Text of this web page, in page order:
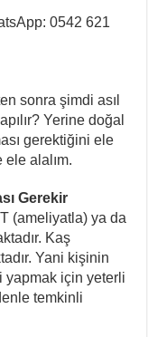
0542 621
sonra şimdi asıl
Yerine doğal
gerektiğini ele
ele alalım.
Gerekir
(ameliyatla) ya da
Kaş
Yani kişinin
yapmak için yeterli
temkinli